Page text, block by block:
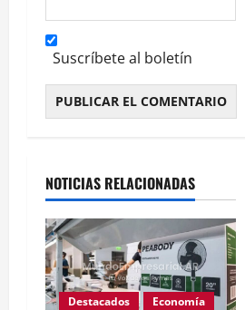
Suscríbete al boletín
NOTICIAS RELACIONADAS
Destacados Economía